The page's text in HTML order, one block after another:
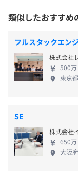
アジャイル、スク
毎年、上長とと
振り替えりを行っ
また、期末には
き、異動の希望
【年間休日126日
・祝日
・年末年始休暇
・特別（慶弔）休
・夏季休暇
通勤交通費（全額
当初想定したも
テム開発です。
くなり、高い評
必要となってい
ALNETZはより
し、さらに高い
することで評価を
ことで新しい知
に活躍の場を広
多様性と高いプ
からこそ見い出
スピード『超
類似したおすすめ
フルスタックエン
株式会社
500
東京都
SE
株式会社
650
大阪府